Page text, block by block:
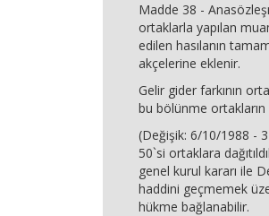
Madde 38 -
ortaklarla yapılan
edilen hasılanın
akçelerine eklenir.
Gelir gider farkının
bu bölünme ortakların
(Değişik: 6/10/1988 -
50`si ortaklara
genel kurul kararı ile
haddini geçmemek
hükme bağlanabilir.